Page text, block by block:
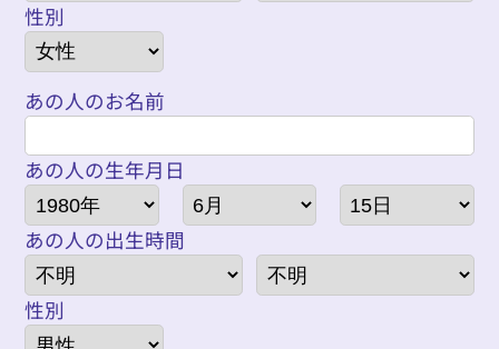
性別
あの人のお名前
あの人の生年月日
あの人の出生時間
性別